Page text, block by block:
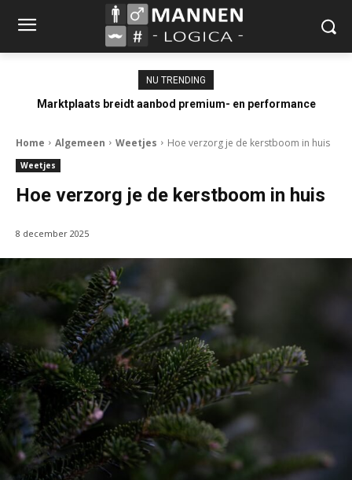
NU TRENDING
Marktplaats breidt aanbod premium- en performance
Home Algemeen Weetjes Hoe verzorg je de kerstboom in huis
Weetjes
Hoe verzorg je de kerstboom in huis
8 december 2025